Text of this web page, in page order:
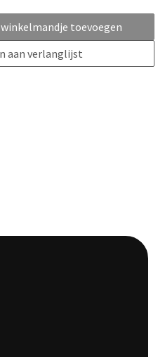
toevoegen
aan verlanglijst